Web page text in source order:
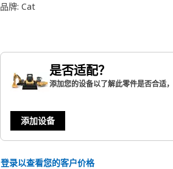
品牌: Cat
是否适配？
添加您的设备以了解此零件是否合适
添加设备
登录以查看您的客户价格